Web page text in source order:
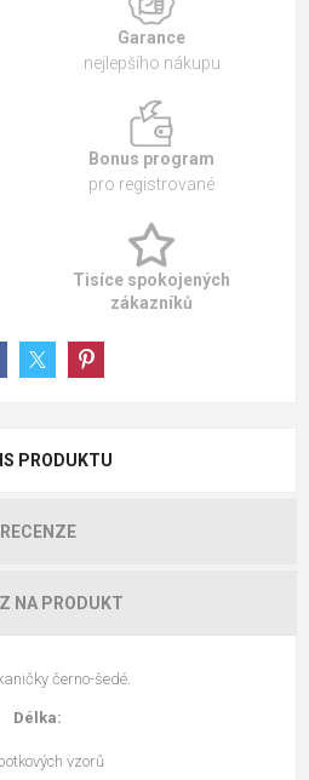
Garance
nejlepšího nákupu
Bonus program
pro registrované
Tisíce spokojených
zákazníků
PRODUKTU
RECENZE
NA PRODUKT
černo-šedé.
Délka:
vzorů